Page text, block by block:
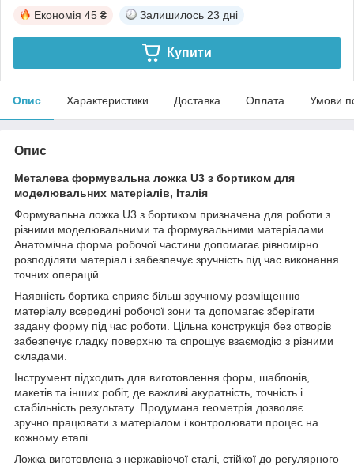
Економія 45 ₴ Залишилось 23 дні
Купити
Опис Характеристики Доставка Оплата Умови
Опис
Металева формувальна ложка U3 з бортиком для
моделювальних матеріалів, Італія
Формувальна ложка U3 з бортиком призначена для роботи з
різними моделювальними та формувальними матеріалами.
Анатомічна форма робочої частини допомагає рівномірно
розподіляти матеріал і забезпечує зручність під час виконання
точних операцій.
Наявність бортика сприяє більш зручному розміщенню
матеріалу всередині робочої зони та допомагає зберігати
задану форму під час роботи. Цільна конструкція без отворів
забезпечує гладку поверхню та спрощує взаємодію з різними
складами.
Інструмент підходить для виготовлення форм, шаблонів,
макетів та інших робіт, де важливі акуратність, точність і
стабільність результату. Продумана геометрія дозволяє
зручно працювати з матеріалом і контролювати процес на
кожному етапі.
Ложка виготовлена з нержавіючої сталі, стійкої до регулярного